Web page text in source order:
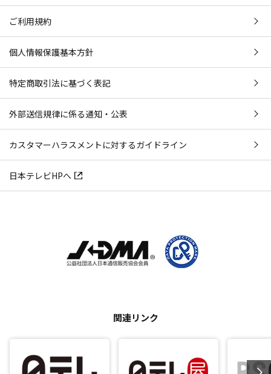
ご利用規約
個人情報保護基本方針
特定商取引法に基づく表記
外部送信規律に係る通知・公表
カスタマーハラスメントに対するガイドライン
日本テレビHPへ
関連リンク